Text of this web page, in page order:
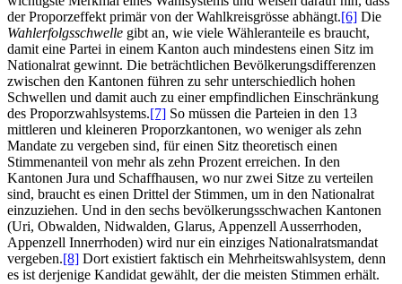
der Proporzeffekt primär von der Wahlkreisgrösse abhängt.[6] Die
Wahlerfolgsschwelle gibt an, wie viele Wähleranteile es braucht,
damit eine Partei in einem Kanton auch mindestens einen Sitz im
Nationalrat gewinnt. Die beträchtlichen Bevölkerungsdifferenzen
zwischen den Kantonen führen zu sehr unterschiedlich hohen
Schwellen und damit auch zu einer empfindlichen Einschränkung
des Proporzwahlsystems.[7] So müssen die Parteien in den 13
mittleren und kleineren Proporzkantonen, wo weniger als zehn
Mandate zu vergeben sind, für einen Sitz theoretisch einen
Stimmenanteil von mehr als zehn Prozent erreichen. In den
Kantonen Jura und Schaffhausen, wo nur zwei Sitze zu verteilen
sind, braucht es einen Drittel der Stimmen, um in den Nationalrat
einzuziehen. Und in den sechs bevölkerungsschwachen Kantonen
(Uri, Obwalden, Nidwalden, Glarus, Appenzell Ausserrhoden,
Appenzell Innerrhoden) wird nur ein einziges Nationalratsmandat
vergeben.[8] Dort existiert faktisch ein Mehrheitswahlsystem, denn
es ist derjenige Kandidat gewählt, der die meisten Stimmen erhält.